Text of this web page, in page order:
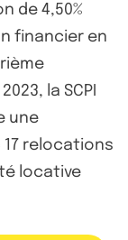
de 4,50%
financier en
la SCPI
une
17 relocations
locative